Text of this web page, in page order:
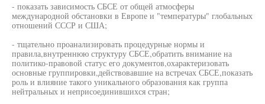
- показать зависимость СБСЕ от общей атмосферы
международной обстановки в Европе и "температуры" глобальных
отношений СССР и США;
- тщательно проанализировать процедурные нормы и
правила,внутреннюю структуру СБСЕ,обратить внимание на
политико-правовой статус его документов,охарактеризовать
основные группировки,действовавшие на встречах СБСЕ,показать
роль и влияние такого уникального образования как группа
нейтральных и неприсоединившихся стран;